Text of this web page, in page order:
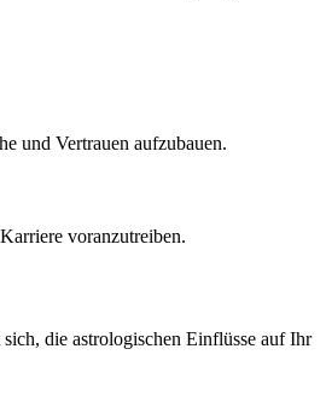
und Vertrauen aufzubauen.
voranzutreiben.
die astrologischen Einflüsse auf Ihr